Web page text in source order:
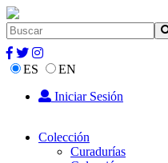
ES
EN
Iniciar Sesión
Colección
Curadurías